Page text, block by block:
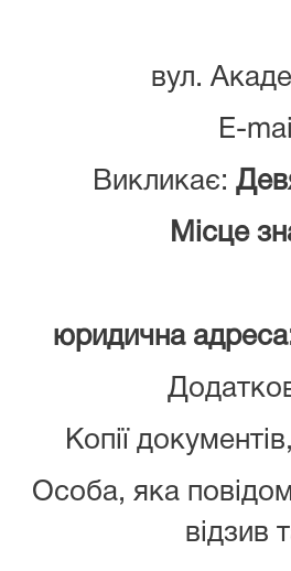
вул.
E-
Викликає:
Місце
юридична
Копії
Особа, яка
відзив